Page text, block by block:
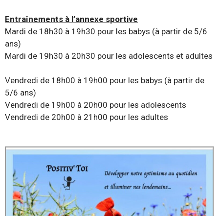
Entraînements à l’annexe sportive
Mardi de 18h30 à 19h30 pour les babys (à partir de 5/6
ans)
Mardi de 19h30 à 20h30 pour les adolescents et adultes
Vendredi de 18h00 à 19h00 pour les babys (à partir de
5/6 ans)
Vendredi de 19h00 à 20h00 pour les adolescents
Vendredi de 20h00 à 21h00 pour les adultes